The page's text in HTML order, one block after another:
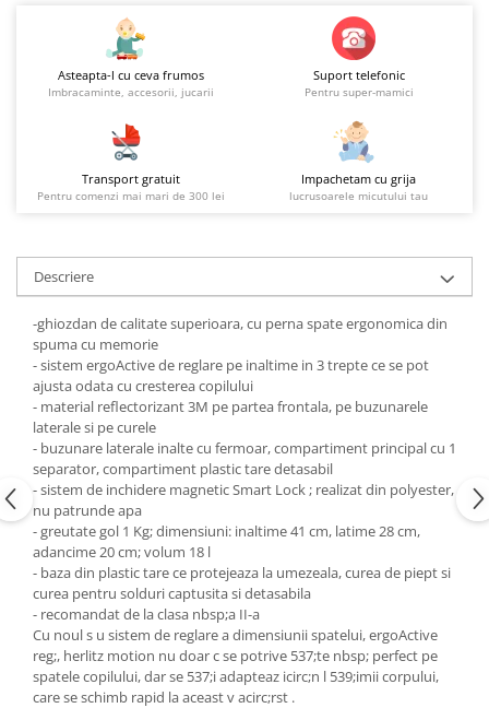
Asteapta-l cu ceva frumos
Imbracaminte, accesorii, jucarii
Suport telefonic
Pentru super-mamici
Transport gratuit
Pentru comenzi mai mari de 300 lei
Impachetam cu grija
lucrusoarele micutului tau
Descriere
-ghiozdan de calitate superioara, cu perna spate ergonomica din
spuma cu memorie
- sistem ergoActive de reglare pe inaltime in 3 trepte ce se pot
ajusta odata cu cresterea copilului
- material reflectorizant 3M pe partea frontala, pe buzunarele
laterale si pe curele
- buzunare laterale inalte cu fermoar, compartiment principal cu 1
separator, compartiment plastic tare detasabil
- sistem de inchidere magnetic Smart Lock ; realizat din polyester,
nu patrunde apa
- greutate gol 1 Kg; dimensiuni: inaltime 41 cm, latime 28 cm,
adancime 20 cm; volum 18 l
- baza din plastic tare ce protejeaza la umezeala, curea de piept si
curea pentru solduri captusita si detasabila
- recomandat de la clasa nbsp;a II-a
Cu noul s u sistem de reglare a dimensiunii spatelui, ergoActive
reg;, herlitz motion nu doar c se potrive 537;te nbsp; perfect pe
spatele copilului, dar se 537;i adapteaz icirc;n l 539;imii corpului,
care se schimb rapid la aceast v acirc;rst .